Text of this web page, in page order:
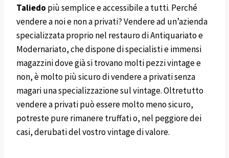
Taliedo più semplice e accessibile a tutti. Perché
vendere a noi e non a privati? Vendere ad un’azienda
specializzata proprio nel restauro di Antiquariato e
Modernariato, che dispone di specialisti e immensi
magazzini dove già si trovano molti pezzi vintage e
non, è molto più sicuro di vendere a privati senza
magari una specializzazione sul vintage. Oltretutto
vendere a privati può essere molto meno sicuro,
potreste pure rimanere truffati o, nel peggiore dei
casi, derubati del vostro vintage di valore.